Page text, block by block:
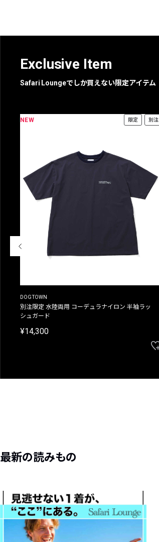
Exclusive Item
Safari Loungeでしか買えない限定アイテム
NEW 限定 別注
DOGTOWN
別注限定 水陸両用 コーデュラナイロン 半袖ラッ
シュガード
¥14,300
最新の読みもの